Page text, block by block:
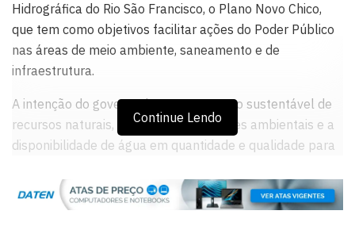
Hidrográfica do Rio São Francisco, o Plano Novo Chico,
que tem como objetivos facilitar ações do Poder Público
nas áreas de meio ambiente, saneamento e de
infraestrutura.
A intenção do governo é promover o uso sustentável de
recursos naturais, melhorar as condições ambientais e a
disponibilidade de água em quantidade e qualidade para
O plano pretender dar condições para que as ações de
Continue Lendo